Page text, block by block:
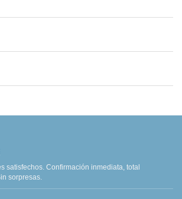
satisfechos. Confirmación inmediata, total
sorpresas.